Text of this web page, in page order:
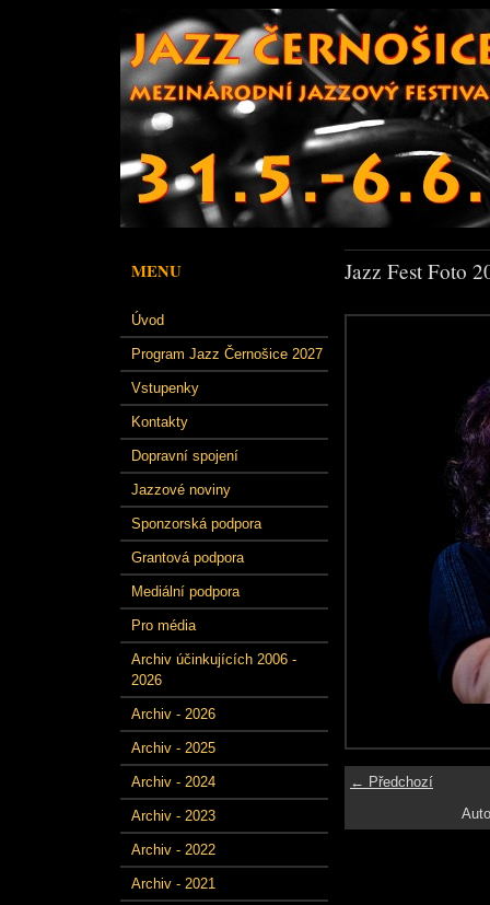
MENU
Úvod
Program Jazz Černošice 2027
Vstupenky
Kontakty
Dopravní spojení
Jazzové noviny
Sponzorská podpora
Grantová podpora
Mediální podpora
Pro média
Archiv účinkujících 2006 -
2026
Archiv - 2026
Archiv - 2025
Archiv - 2024
Archiv - 2023
Archiv - 2022
Archiv - 2021
Jazz Fest Foto
← Předchozí